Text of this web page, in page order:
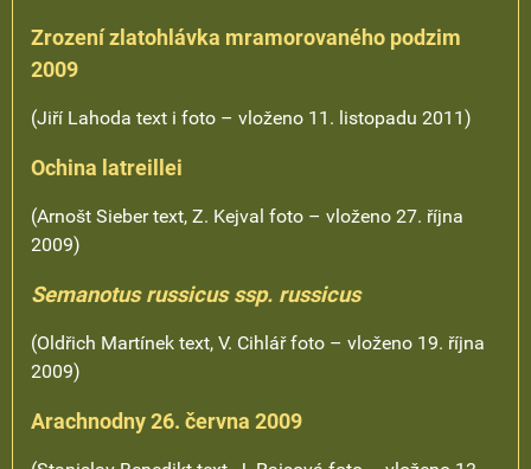
Zrození zlatohlávka mramorovaného podzim
2009
(Jiří Lahoda text i foto – vloženo 11. listopadu 2011)
Ochina latreillei
(Arnošt Sieber text, Z. Kejval foto – vloženo 27. října
2009)
Semanotus russicus ssp. russicus
(Oldřich Martínek text, V. Cihlář foto – vloženo 19. října
2009)
Arachnodny 26. června 2009